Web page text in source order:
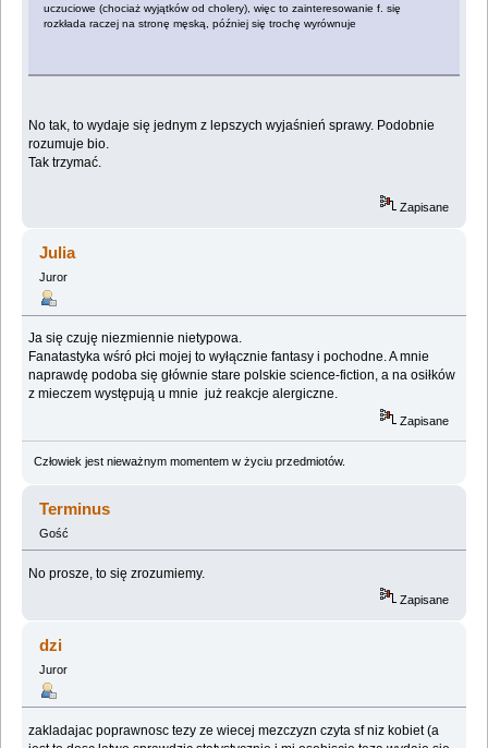
uczuciowe (chociaż wyjątków od cholery), więc to zainteresowanie f. się
rozkłada raczej na stronę męską, później się trochę wyrównuje
No tak, to wydaje się jednym z lepszych wyjaśnień sprawy. Podobnie
rozumuje bio.
Tak trzymać.
Zapisane
Julia
Juror
Ja się czuję niezmiennie nietypowa.
Fanatastyka wśró płci mojej to wyłącznie fantasy i pochodne. A mnie
naprawdę podoba się głównie stare polskie science-fiction, a na osiłków
z mieczem występują u mnie już reakcje alergiczne.
Zapisane
Człowiek jest nieważnym momentem w życiu przedmiotów.
Terminus
Gość
No prosze, to się zrozumiemy.
Zapisane
dzi
Juror
zakladajac poprawnosc tezy ze wiecej mezczyzn czyta sf niz kobiet (a